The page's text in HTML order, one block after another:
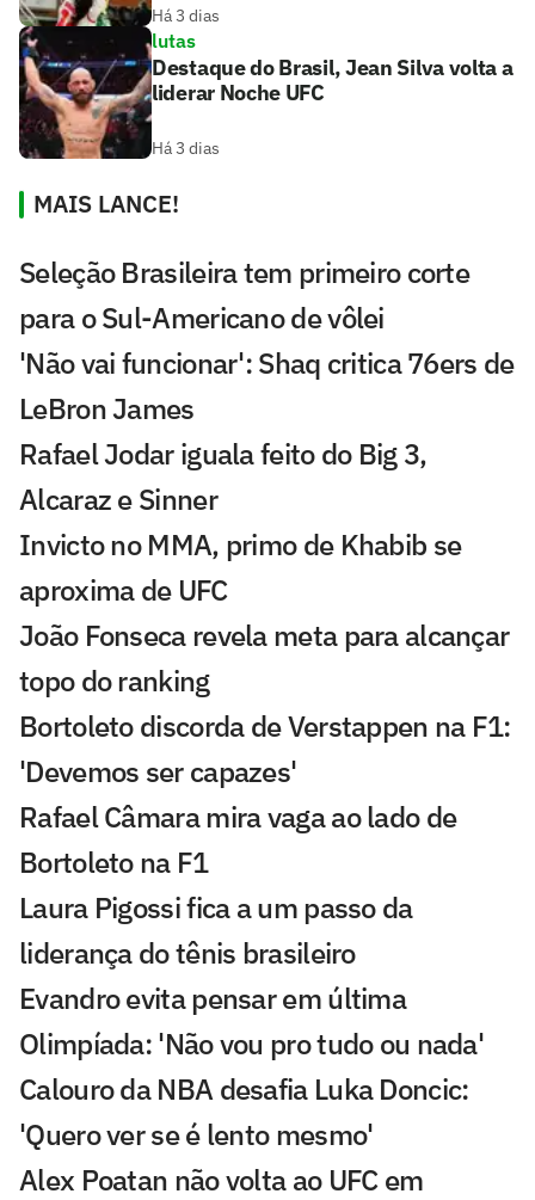
Há 3 dias
lutas
Destaque do Brasil, Jean Silva volta a
liderar Noche UFC
Há 3 dias
MAIS LANCE!
Seleção Brasileira tem primeiro corte
para o Sul-Americano de vôlei
'Não vai funcionar': Shaq critica 76ers de
LeBron James
Rafael Jodar iguala feito do Big 3,
Alcaraz e Sinner
Invicto no MMA, primo de Khabib se
aproxima de UFC
João Fonseca revela meta para alcançar
topo do ranking
Bortoleto discorda de Verstappen na F1:
'Devemos ser capazes'
Rafael Câmara mira vaga ao lado de
Bortoleto na F1
Laura Pigossi fica a um passo da
liderança do tênis brasileiro
Evandro evita pensar em última
Olimpíada: 'Não vou pro tudo ou nada'
Calouro da NBA desafia Luka Doncic:
'Quero ver se é lento mesmo'
Alex Poatan não volta ao UFC em